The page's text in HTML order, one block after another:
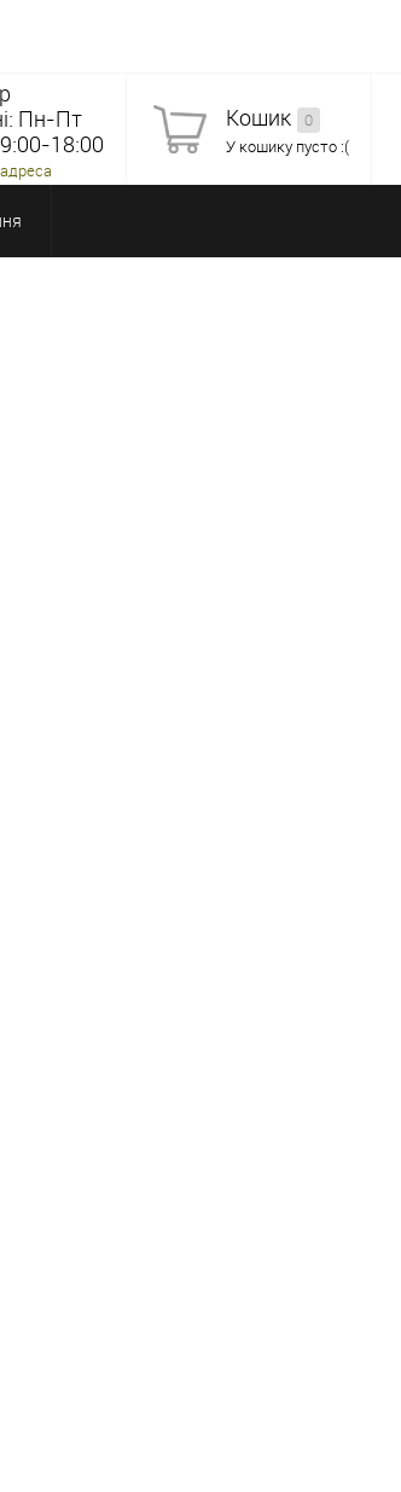
Пн-Пт
18:00
Кошик
0
У кошику пусто :(